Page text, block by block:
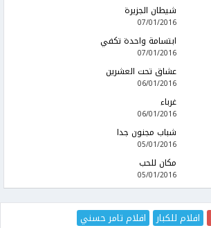
شيطان الجزيرة
07/01/2016
ابتسامة واحدة تكفي
07/01/2016
عشاق تحت العشرين
06/01/2016
غرباء
06/01/2016
شباب مجنون جدا
05/01/2016
مكان للحب
05/01/2016
افلام للكبار
افلام تامر حسني